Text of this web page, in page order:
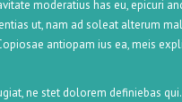
moderatius has eu, epicuri
ut, nam ad soleat alterum
antiopam ius ea, meis
ne stet dolorem definiebas